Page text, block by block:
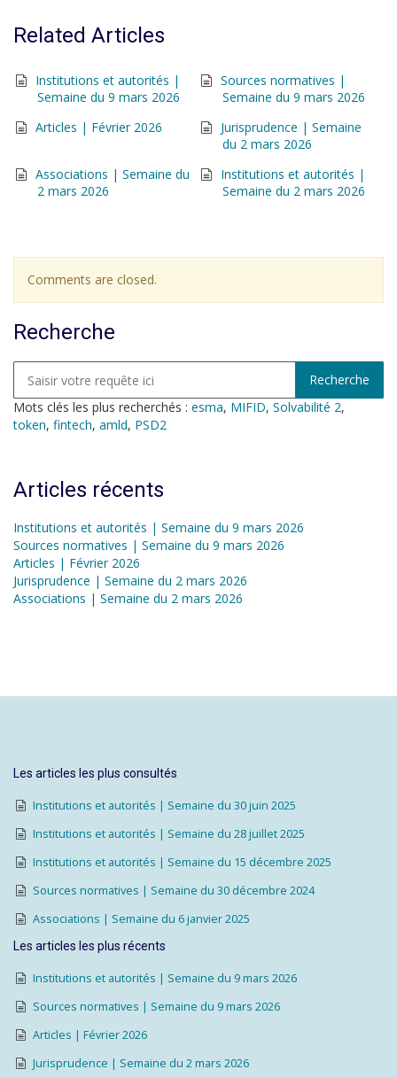
Related Articles
Institutions et autorités |
Semaine du 9 mars 2026
Sources normatives |
Semaine du 9 mars 2026
Articles | Février 2026
Jurisprudence | Semaine
du 2 mars 2026
Associations | Semaine du
2 mars 2026
Institutions et autorités |
Semaine du 2 mars 2026
Comments are closed.
Recherche
Mots clés les plus recherchés : esma, MIFID, Solvabilité 2,
token, fintech, amld, PSD2
Articles récents
Institutions et autorités | Semaine du 9 mars 2026
Sources normatives | Semaine du 9 mars 2026
Articles | Février 2026
Jurisprudence | Semaine du 2 mars 2026
Associations | Semaine du 2 mars 2026
Les articles les plus consultés
Institutions et autorités | Semaine du 30 juin 2025
Institutions et autorités | Semaine du 28 juillet 2025
Institutions et autorités | Semaine du 15 décembre 2025
Sources normatives | Semaine du 30 décembre 2024
Associations | Semaine du 6 janvier 2025
Les articles les plus récents
Institutions et autorités | Semaine du 9 mars 2026
Sources normatives | Semaine du 9 mars 2026
Articles | Février 2026
Jurisprudence | Semaine du 2 mars 2026